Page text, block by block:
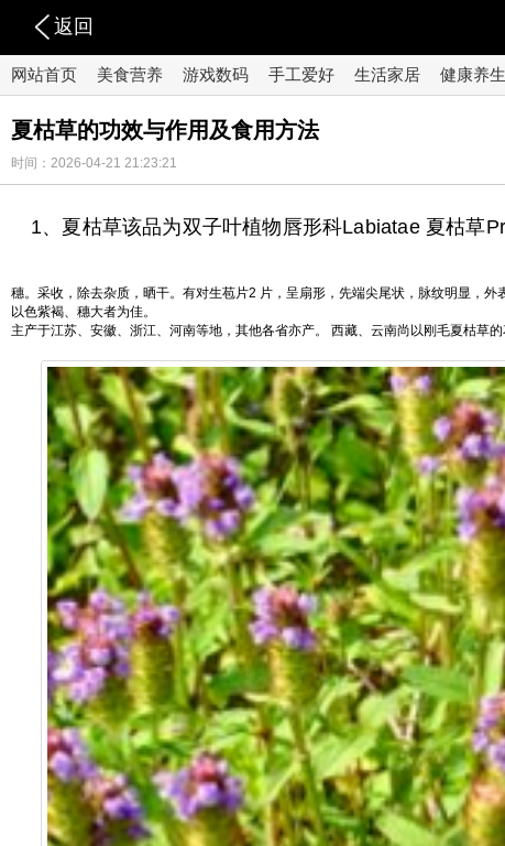
返回
网站首页 美食营养 游戏数码 手工爱好 生活家居 健康养生
夏枯草的功效与作用及食用方法
时间：2026-04-21 21:23:21
1、夏枯草该品为双子叶植物唇形科Labiatae 夏枯草
穗。采收，除去杂质，晒干。有对生苞片2 片，呈扇形，先端尖尾状，脉纹明显，
以色紫褐、穗大者为佳。
主产于江苏、安徽、浙江、河南等地，其他各省亦产。 西藏、云南尚以刚毛夏枯草的